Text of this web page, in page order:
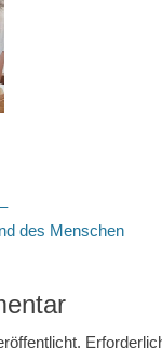
des Menschen